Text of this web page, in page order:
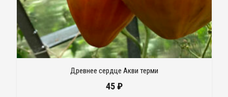
Древнее сердце Акви терми
45₽